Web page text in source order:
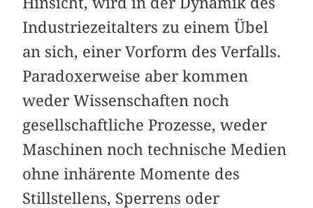
Industriezeitalters zu einem Übel
an sich, einer Vorform des Verfalls.
Paradoxerweise aber kommen
weder Wissenschaften noch
gesellschaftliche Prozesse, weder
Maschinen noch technische Medien
ohne inhärente Momente des
Stillstellens, Sperrens oder